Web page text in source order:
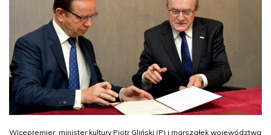
Wicepremier, minister kultury Piotr Gliński (P) i marszałek województwa